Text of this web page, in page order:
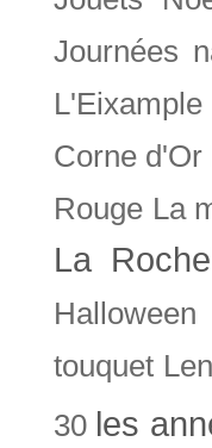
Journées
L'Eixample
Corne d'Or
Rouge La
La
Halloween
touquet
30 les